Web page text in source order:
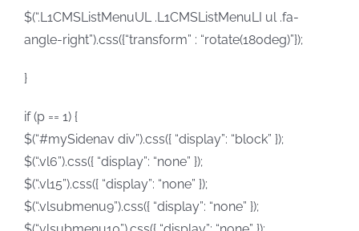
$(“.L1CMSListMenuUL .L1CMSListMenuLI ul .fa-
angle-right”).css({“transform” : “rotate(180deg)”});
}
if (p == 1) {
$(“#mySidenav div”).css({ “display”: “block” });
$(“.vl6”).css({ “display”: “none” });
$(“.vl15”).css({ “display”: “none” });
$(“.vlsubmenu9”).css({ “display”: “none” });